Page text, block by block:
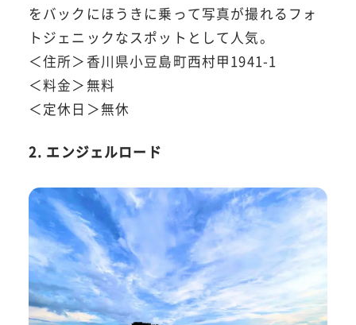
をバックにほうきに乗って写真が撮れるフォ
トジェニックなスポットとして人気。
＜住所＞香川県小豆島町西村甲1941-1
＜料金＞無料
＜定休日＞無休
2. エンジェルロード